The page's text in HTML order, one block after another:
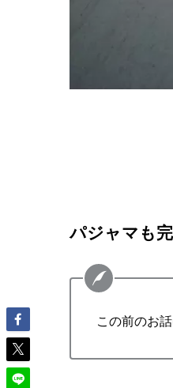
パジャマも
この前のお